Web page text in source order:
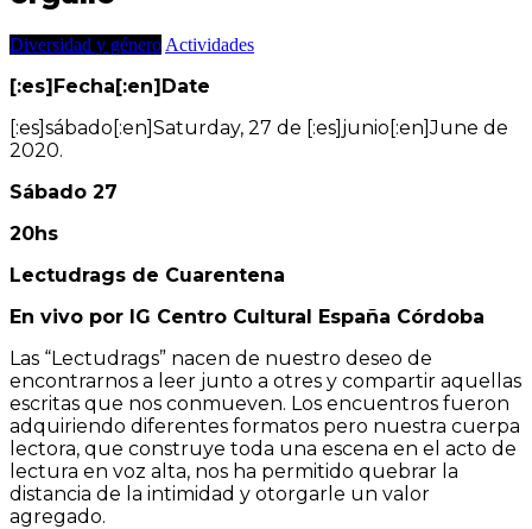
Diversidad y género Actividades
[:es]Fecha[:en]Date
[:es]sábado[:en]Saturday, 27 de [:es]junio[:en]June de
2020.
Sábado 27
20hs
Lectudrags de Cuarentena
En vivo por IG Centro Cultural España Córdoba
Las “Lectudrags” nacen de nuestro deseo de
encontrarnos a leer junto a otres y compartir aquellas
escritas que nos conmueven. Los encuentros fueron
adquiriendo diferentes formatos pero nuestra cuerpa
lectora, que construye toda una escena en el acto de
lectura en voz alta, nos ha permitido quebrar la
distancia de la intimidad y otorgarle un valor
agregado.